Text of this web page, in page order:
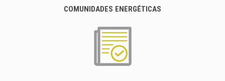
COMUNIDADES ENERGÉTICAS